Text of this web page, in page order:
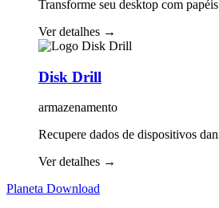
Transforme seu desktop com
Ver detalhes →
Disk Drill
armazenamento
Recupere dados de dispositivos
Ver detalhes →
Planeta Download